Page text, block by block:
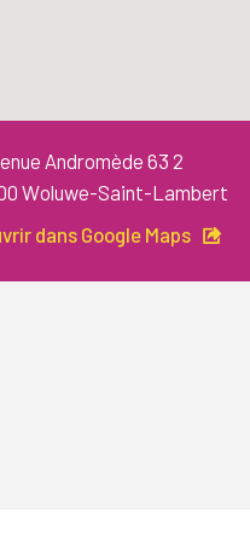
Andromède 63 2
Woluwe-Saint-Lambert
dans Google Maps